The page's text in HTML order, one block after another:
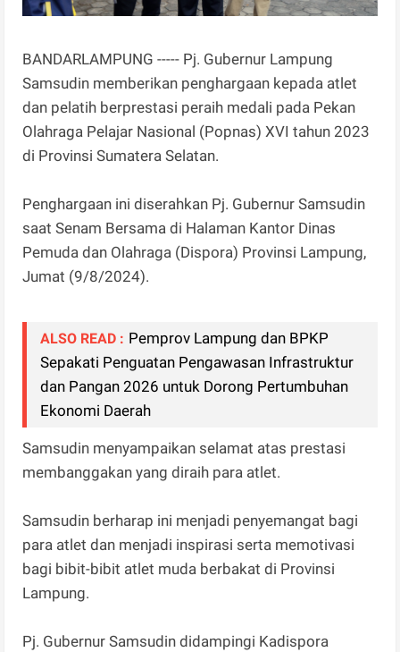
BANDARLAMPUNG ----- Pj. Gubernur Lampung
Samsudin memberikan penghargaan kepada atlet
dan pelatih berprestasi peraih medali pada Pekan
Olahraga Pelajar Nasional (Popnas) XVI tahun 2023
di Provinsi Sumatera Selatan.
Penghargaan ini diserahkan Pj. Gubernur Samsudin
saat Senam Bersama di Halaman Kantor Dinas
Pemuda dan Olahraga (Dispora) Provinsi Lampung,
Jumat (9/8/2024).
ALSO READ : Pemprov Lampung dan BPKP
Sepakati Penguatan Pengawasan Infrastruktur
dan Pangan 2026 untuk Dorong Pertumbuhan
Ekonomi Daerah
Samsudin menyampaikan selamat atas prestasi
membanggakan yang diraih para atlet.
Samsudin berharap ini menjadi penyemangat bagi
para atlet dan menjadi inspirasi serta memotivasi
bagi bibit-bibit atlet muda berbakat di Provinsi
Lampung.
Pj. Gubernur Samsudin didampingi Kadispora